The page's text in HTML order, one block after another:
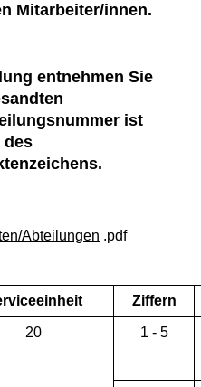
Mitarbeiter/innen.
entnehmen Sie
ist
des
Abteilungen .pdf
Ziffern
20 1 - 5